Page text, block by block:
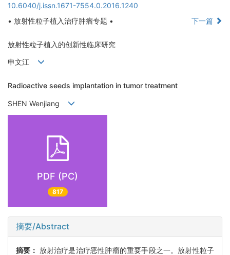
10.6040/j.issn.1671-7554.0.2016.1240
• 放射性粒子植入治疗肿瘤专题 •
下一篇
放射性粒子植入的创新性临床研究
申文江
Radioactive seeds implantation in tumor treatment
SHEN Wenjiang
PDF (PC)
817
摘要/Abstract
摘要： 放射治疗是治疗恶性肿瘤的重要手段之一。放射性粒子